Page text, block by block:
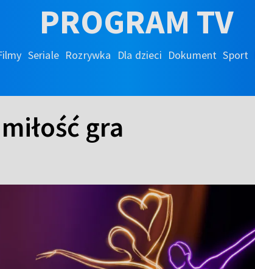
PROGRAM TV
Seriale Rozrywka Dla dzieci Dokument Sport
gra